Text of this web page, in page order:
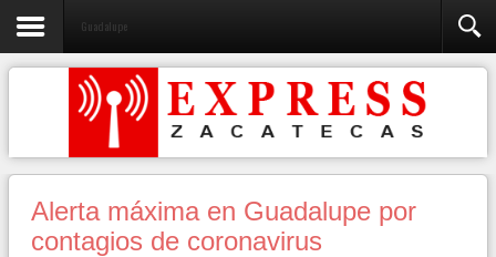
Guadalupe
Alerta máxima en Guadalupe por
contagios de coronavirus